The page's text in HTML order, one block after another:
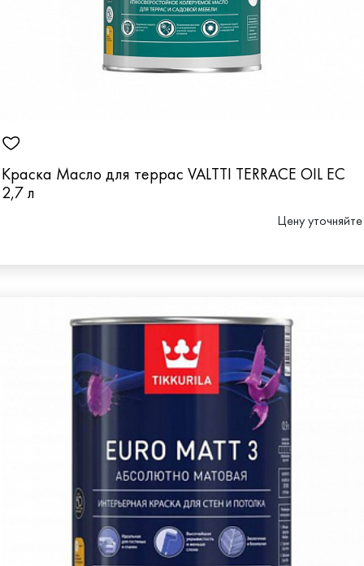
Краска Масло для террас VALTTI TERRACE OIL EC
2,7 л
Цену уточняйте